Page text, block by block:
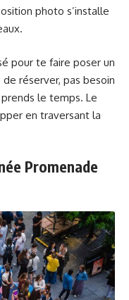
photo s’installe
pour te faire poser un
réserver, pas besoin
le temps. Le
en traversant la
Promenade